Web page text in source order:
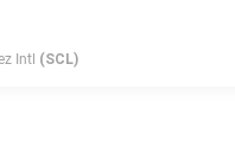
Intl (SCL)